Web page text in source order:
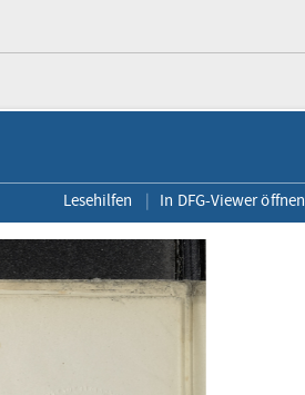
Lesehilfen In DFG-Viewer öffnen